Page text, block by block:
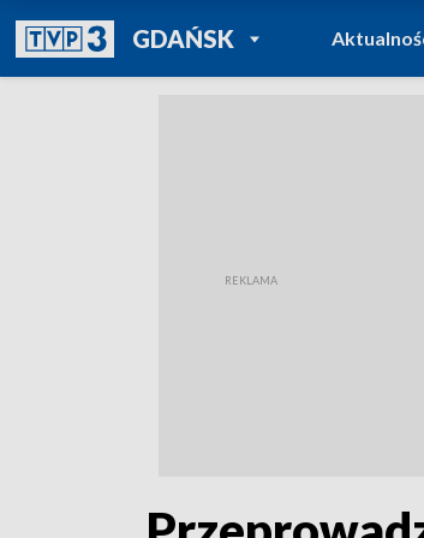
GDAŃSKPOWRÓT DO
TVP REGIONY